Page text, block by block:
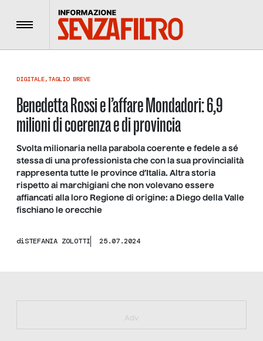
Menu
DIGITALE,TAGLIO BREVE
Benedetta Rossi e l’affare Mondadori: 6,9
milioni di coerenza e di provincia
Svolta milionaria nella parabola coerente e fedele a sé
stessa di una professionista che con la sua provincialità
rappresenta tutte le province d’Italia. Altra storia
rispetto ai marchigiani che non volevano essere
affiancati alla loro Regione di origine: a Diego della Valle
fischiano le orecchie
diSTEFANIA ZOLOTTI 25.07.2024
https://bit.ly/muster_aggiornamento
Adv